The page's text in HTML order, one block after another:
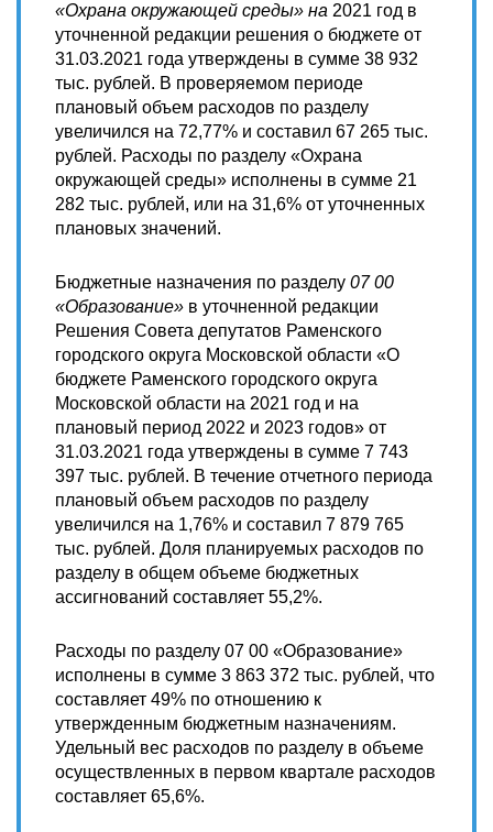
«Охрана окружающей среды» на 2021 год в
уточненной редакции решения о бюджете от
31.03.2021 года утверждены в сумме 38 932
тыс. рублей. В проверяемом периоде
плановый объем расходов по разделу
увеличился на 72,77% и составил 67 265 тыс.
рублей. Расходы по разделу «Охрана
окружающей среды» исполнены в сумме 21
282 тыс. рублей, или на 31,6% от уточненных
плановых значений.
Бюджетные назначения по разделу 07 00
«Образование» в уточненной редакции
Решения Совета депутатов Раменского
городского округа Московской области «О
бюджете Раменского городского округа
Московской области на 2021 год и на
плановый период 2022 и 2023 годов» от
31.03.2021 года утверждены в сумме 7 743
397 тыс. рублей. В течение отчетного периода
плановый объем расходов по разделу
увеличился на 1,76% и составил 7 879 765
тыс. рублей. Доля планируемых расходов по
разделу в общем объеме бюджетных
ассигнований составляет 55,2%.
Расходы по разделу 07 00 «Образование»
исполнены в сумме 3 863 372 тыс. рублей, что
составляет 49% по отношению к
утвержденным бюджетным назначениям.
Удельный вес расходов по разделу в объеме
осуществленных в первом квартале расходов
составляет 65,6%.